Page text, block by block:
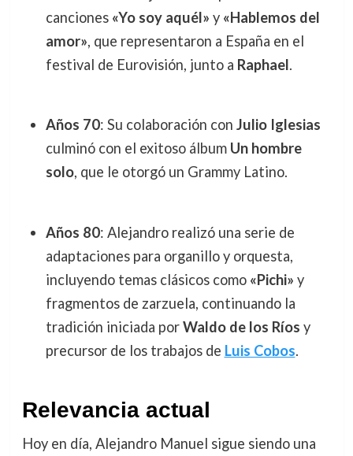
canciones «Yo soy aquél» y «Hablemos del
amor», que representaron a España en el
festival de Eurovisión, junto a Raphael.
Años 70: Su colaboración con Julio Iglesias
culminó con el exitoso álbum Un hombre
solo, que le otorgó un Grammy Latino.
Años 80: Alejandro realizó una serie de
adaptaciones para organillo y orquesta,
incluyendo temas clásicos como «Pichi» y
fragmentos de zarzuela, continuando la
tradición iniciada porWaldo de los Ríos y
precursor de los trabajos de Luis Cobos.
Relevancia actual
Hoy en día, Alejandro Manuel sigue siendo una